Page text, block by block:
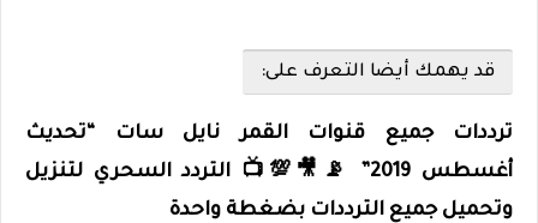
قد يهمك أيضا التعرف على:
ترددات جميع قنوات القمر نايل سات “تحديث
أغسطس 2019” 📡🎥💯📺 التردد السحري لتنزيل
وتحميل جميع الترددات بضغطة واحدة